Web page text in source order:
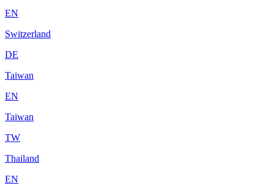
EN
Switzerland
DE
Taiwan
EN
Taiwan
TW
Thailand
EN